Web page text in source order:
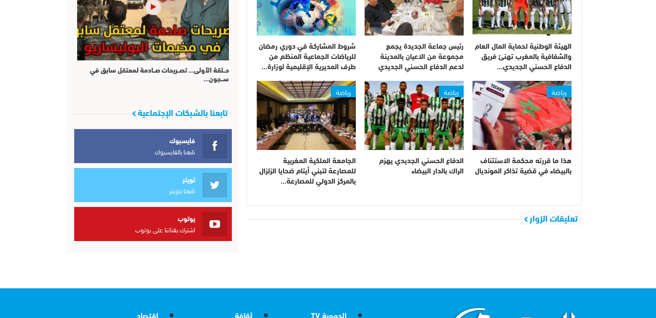
الهيئة الوطنية لحماية المال العام
والشفافية بالمغرب تهنئ فريق
الدفاع الحسني الجديدي…
رئيس جماعة الجديدة يجمع
مجموعة من الاعيان بالمدينة
لدعم الدفاع الحسني الجديدي
شروط المشاركة في دوري رمضان
للرياضات الجماعية المنظم من
طرف المديرية الإقليمية لوزارة…
رياضة
هذا ما قررته محكمة الاستئناف
بالبيضاء في قضية تذاكر المونديال
رياضة
الدفاع الحسني الجديدي يهزم
الراك بالدار البيضاء
رياضة
الجامعة الملكية المغربية
للمصارعة لتبني أيتام ضحايا الزلزال
بالمركز الدولي للمصارعة…
تعليقات الزوار
حــلقة الأولى… تصــريحات صــادمة لمعتقل سابق في
ســجون…
تابعنا بالشبكات الإجتماعية
فايسبوك
تابعنا بالفايسبوك
تويتر
تابعنا بتويتر
يوتوب
اشترك بقناتنا على يوتوب
الجهوية TV ثقافة إقتصاد